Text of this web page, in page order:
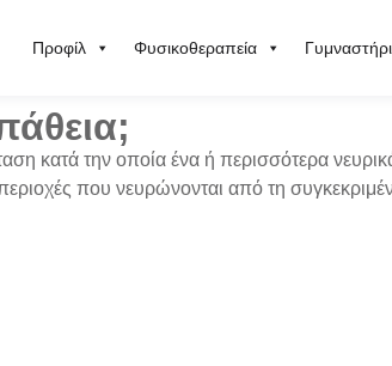
Προφίλ Φυσικοθεραπεία
κατά την οποία ένα ή περισσότερα
που νευρώνονται από τη